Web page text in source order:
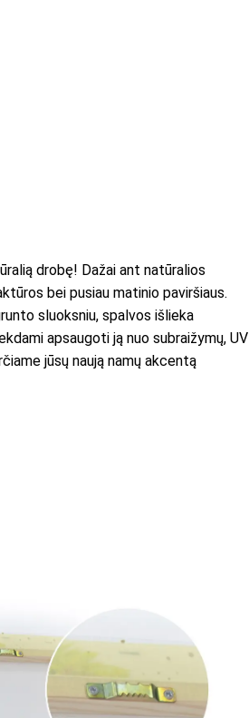
drobę! Dažai ant natūralios
bei pusiau matinio paviršiaus.
sluoksniu, spalvos išlieka
apsaugoti ją nuo subraižymų, UV
jūsų naują namų akcentą